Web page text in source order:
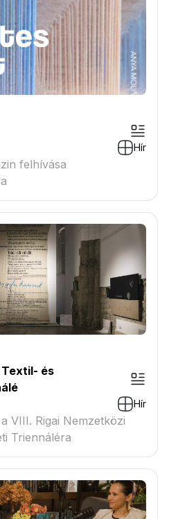
Hír
felhívása
Textil- és
Hír
VIII. Rigai Nemzetközi
Triennáléra